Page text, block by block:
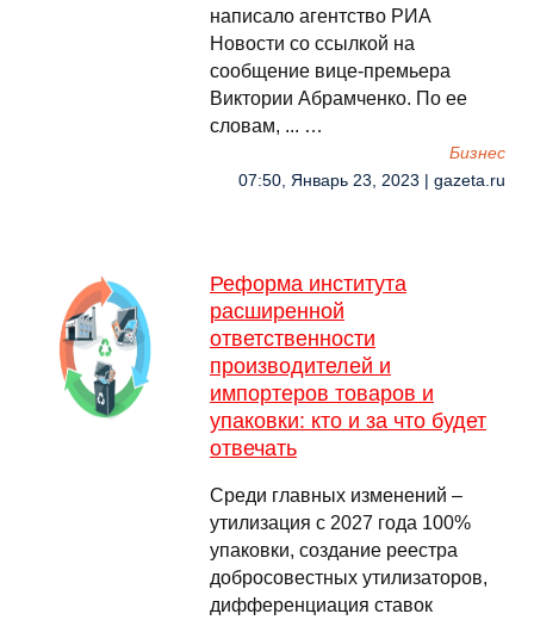
написало агентство РИА
Новости со ссылкой на
сообщение вице-премьера
Виктории Абрамченко. По ее
словам, ... …
Бизнес
07:50, Январь 23, 2023 | gazeta.ru
Реформа института
расширенной
ответственности
производителей и
импортеров товаров и
упаковки: кто и за что будет
отвечать
Среди главных изменений –
утилизация с 2027 года 100%
упаковки, создание реестра
добросовестных утилизаторов,
дифференциация ставок